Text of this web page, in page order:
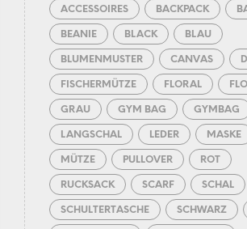
ACCESSOIRES BACKPACK
BEANIE BLACK BLAU
BLUMENMUSTER CANVAS
FISCHERMÜTZE FLORAL
GRAU GYM BAG GYMBAG
LANGSCHAL LEDER MASKE
MÜTZE PULLOVER ROT
RUCKSACK SCARF SCHAL
SCHULTERTASCHE SCHWARZ